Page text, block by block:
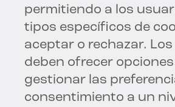
permitiendo a los
tipos específicos de
aceptar o rechazar.
deben ofrecer
gestionar las
consentimiento a un